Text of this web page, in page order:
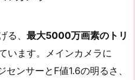
る、 最大5000万画素のトリ
います。メインカメラに
ンサーとF値1.6の明るさ、